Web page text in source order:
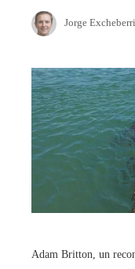
Jorge
Adam Britton, un